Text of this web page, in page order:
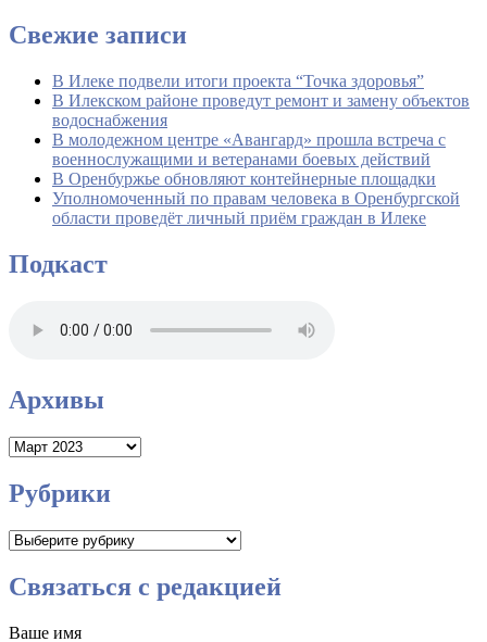
Свежие записи
В Илеке подвели итоги проекта “Точка здоровья”
В Илекском районе проведут ремонт и замену объектов
водоснабжения
В молодежном центре «Авангард» прошла встреча с
военнослужащими и ветеранами боевых действий
В Оренбуржье обновляют контейнерные площадки
Уполномоченный по правам человека в Оренбургской
области проведёт личный приём граждан в Илеке
Подкаст
Архивы
Архивы
Рубрики
Рубрики
Связаться с редакцией
Ваше имя